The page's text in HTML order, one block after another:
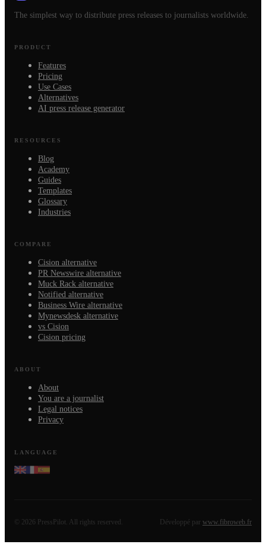
The simplest way to distribute press releases to journalists worldwide.
PRODUCT
Features
Pricing
Use Cases
Alternatives
AI press release generator
RESOURCES
Blog
Academy
Guides
Templates
Glossary
Industries
COMPARE
Cision alternative
PR Newswire alternative
Muck Rack alternative
Notified alternative
Business Wire alternative
Mynewsdesk alternative
vs Cision
Cision pricing
ABOUT
About
You are a journalist
Legal notices
Privacy
LANGUAGE
© 2026 PressPilot. All rights reserved. Développé par www.fibroweb.fr